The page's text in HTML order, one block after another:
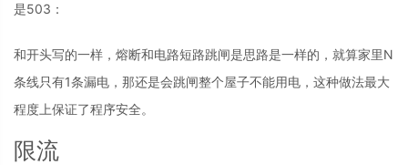
是503：
和开头写的一样，熔断和电路短路跳闸是思路是一样的，就算家里N
条线只有1条漏电，那还是会跳闸整个屋子不能用电，这种做法最大
程度上保证了程序安全。
限流